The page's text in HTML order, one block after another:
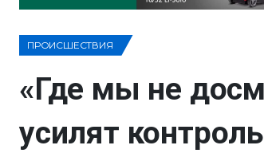
ПРОИСШЕСТВИЯ
«Где мы не
усилят